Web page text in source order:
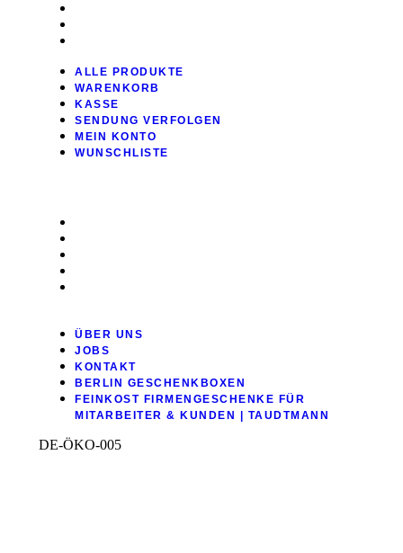
ALLE PRODUKTE
WARENKORB
KASSE
SENDUNG VERFOLGEN
MEIN KONTO
WUNSCHLISTE
ÜBER UNS
JOBS
KONTAKT
BERLIN GESCHENKBOXEN
FEINKOST FIRMENGESCHENKE FÜR
MITARBEITER & KUNDEN | TAUDTMANN
DE-ÖKO-005